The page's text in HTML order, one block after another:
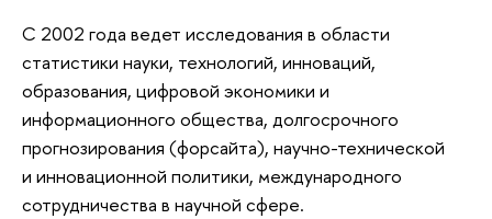
С 2002 года ведет исследования в области
статистики науки, технологий, инноваций,
образования, цифровой экономики и
информационного общества, долгосрочного
прогнозирования (форсайта), научно-технической
и инновационной политики, международного
сотрудничества в научной сфере.